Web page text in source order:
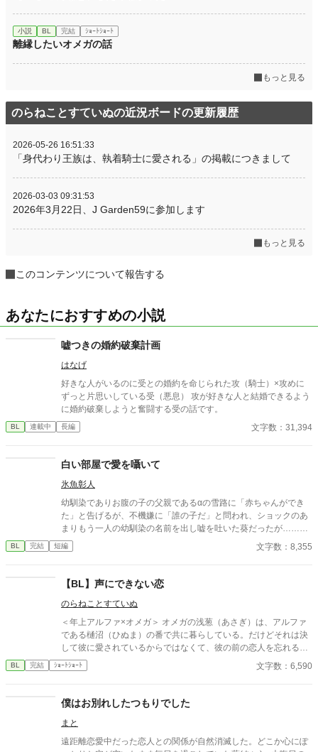
小説 BL 完結 ｼｮｰﾄｼｮｰﾄ
離縁したいオメガの話
もっと見る
のらねことすていぬの近況ボードの更新履歴
2026-05-26 16:51:33
「身代わり王族は、執着騎士に愛される」の掲載につきまして
2026-03-03 09:31:53
2026年3月22日、J Garden59に参加します
もっと見る
このコンテンツについて報告する
あなたにおすすめの小説
嘘つきの婚約破棄計画
はなげ
好きな人がいるのに受との婚約を命じられた攻（騎士）×攻めに
ずっと片思いしている受（悪息） 攻が好きな人と結婚できるよう
に婚約破棄しようと奮闘する受の話です。
BL 連載中 長編 文字数：31,394
白い部屋で愛を囁いて
氷魚彰人
幼馴染でありお腹の子の父親であるαの雪路に「赤ちゃんができ
た」と告げるが、不機嫌に「誰の子だ」と問われ、ショックのあ
まりもう一人の幼馴染の名前を出し嘘を吐いた葵だったが……。
シリアスな内容です。Ｈはないのでお求めの方、すみません。 ※
某BL小説投稿サイトのオメガバースコンテストにて入賞した作品
BL 完結 短編 文字数：8,355
【BL】声にできない恋
のらねことすていぬ
＜年上アルファ×オメガ＞ オメガの浅葱（あさぎ）は、アルファ
である樋沼（ひぬま）の番で共に暮らしている。だけどそれは決
して彼に愛されているからではなくて、彼の前の恋人を忘れるた
めに番ったのだ。だけど浅葱は樋沼を好きになってしまってい
て……。不器用な両片想いのお話。
BL 完結 ｼｮｰﾄｼｮｰﾄ 文字数：6,590
僕はお別れしたつもりでした
まと
遠距離恋愛中だった恋人との関係が自然消滅した。どこか心にぽ